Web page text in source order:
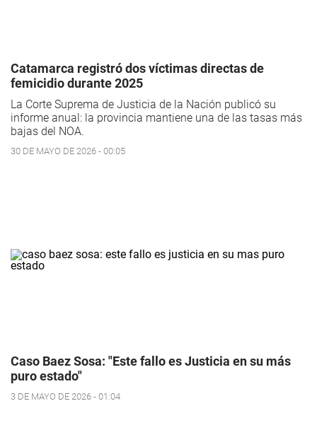
Catamarca registró dos víctimas directas de
femicidio durante 2025
La Corte Suprema de Justicia de la Nación publicó su
informe anual: la provincia mantiene una de las tasas más
bajas del NOA.
30 DE MAYO DE 2026 - 00:05
Caso Baez Sosa: "Este fallo es Justicia en su más
puro estado"
3 DE MAYO DE 2026 - 01:04